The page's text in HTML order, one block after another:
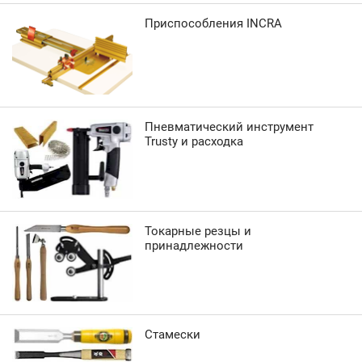
Приспособления INCRA
Пневматический инструмент
Trusty и расходка
Токарные резцы и
принадлежности
Стамески